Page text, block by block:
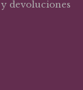
devoluciones